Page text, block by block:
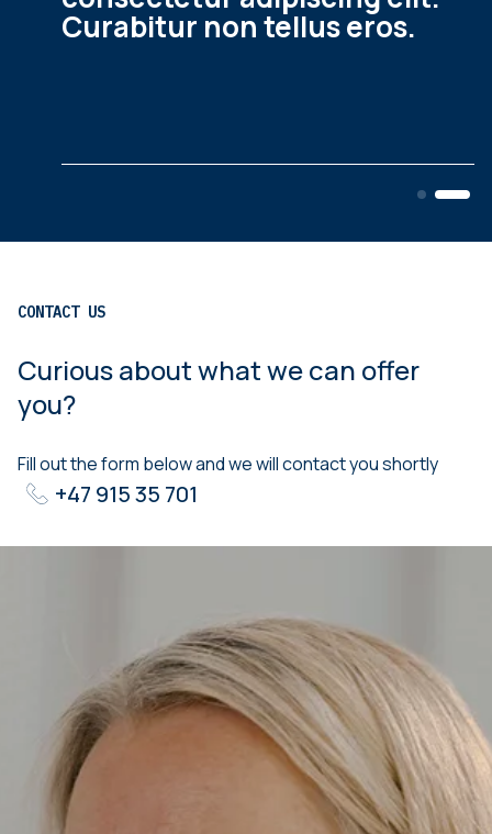
Curabitur non tellus eros.
CONTACT US
Curious about what we can offer
you?
Fill out the form below and we will contact you shortly
+47 915 35 701